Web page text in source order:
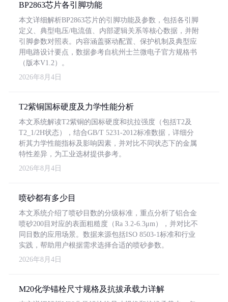
BP2863芯片各引脚功能
本文详细解析BP2863芯片的引脚功能及参数，包括各引脚
定义、典型电压/电流值、内部逻辑关系等核心数据，并附
引脚参数对照表。内容涵盖驱动配置、保护机制及典型应
用电路设计要点，数据参考自杭州士兰微电子官方规格书
（版本V1.2）。
2026年8月4日
T2紫铜国标硬度及力学性能分析
本文系统解读T2紫铜的国标硬度和抗拉强度（包括T2及
T2_1/2H状态），结合GB/T 5231-2012标准数据，详细分
析其力学性能指标及影响因素，并对比不同状态下的金属
特性差异，为工业选材提供参考。
2026年8月4日
喷砂都有多少目
本文系统介绍了喷砂目数的分级标准，重点分析了铝合金
喷砂200目对应的表面粗糙度（Ra 3.2-6.3μm），并对比不
同目数的应用场景。数据来源包括ISO 8503-1标准和行业
实践，帮助用户根据需求选择合适的喷砂参数。
2026年8月4日
M20化学锚栓尺寸规格及抗拔承载力详解